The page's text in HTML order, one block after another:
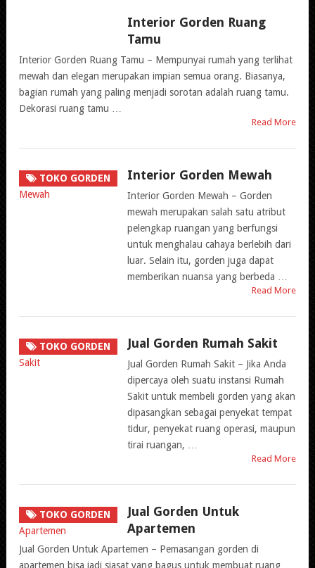
Interior Gorden Ruang
Tamu
Interior Gorden Ruang Tamu – Mempunyai rumah yang terlihat
mewah dan elegan merupakan impian semua orang. Biasanya,
bagian rumah yang paling menjadi sorotan adalah ruang tamu.
Dekorasi ruang tamu …
Read More
TOKO GORDEN Interior Gorden Mewah
Interior Gorden Mewah – Gorden
mewah merupakan salah satu atribut
pelengkap ruangan yang berfungsi
untuk menghalau cahaya berlebih dari
luar. Selain itu, gorden juga dapat
memberikan nuansa yang berbeda …
Read More
TOKO GORDEN Jual Gorden Rumah Sakit
Jual Gorden Rumah Sakit – Jika Anda
dipercaya oleh suatu instansi Rumah
Sakit untuk membeli gorden yang akan
dipasangkan sebagai penyekat tempat
tidur, penyekat ruang operasi, maupun
tirai ruangan, …
Read More
TOKO GORDEN
Jual Gorden Untuk
Apartemen
Jual Gorden Untuk Apartemen – Pemasangan gorden di
apartemen bisa jadi siasat yang bagus untuk membuat ruang